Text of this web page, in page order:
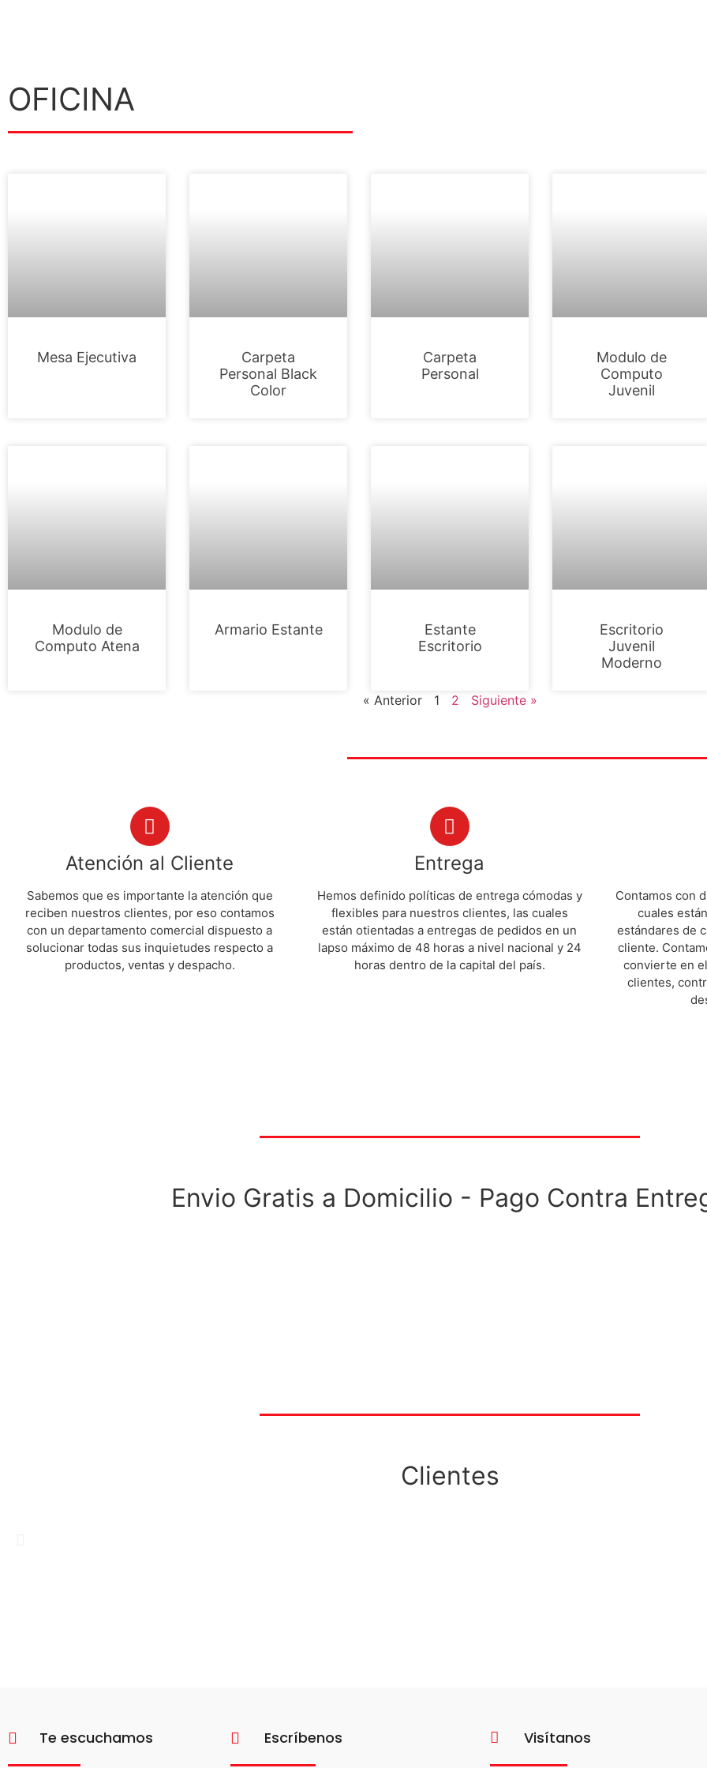
OFICINA
Mesa Ejecutiva
Carpeta
Personal Black
Color
Carpeta
Personal
Modulo de
Computo
Juvenil
Modulo de
Computo Atena
Armario Estante
Estante
Escritorio
Escritorio
Juvenil
Moderno
« Anterior 1 2 Siguiente »
Atención al Cliente
Sabemos que es importante la atención que
reciben nuestros clientes, por eso contamos
con un departamento comercial dispuesto a
solucionar todas sus inquietudes respecto a
productos, ventas y despacho.
Entrega
Hemos definido políticas de entrega cómodas y
flexibles para nuestros clientes, las cuales
están otientadas a entregas de pedidos en un
lapso máximo de 48 horas a nivel nacional y 24
horas dentro de la capital del país.
Contamos con
cuales
estándares de
cliente.
convierte en
clientes,
Envio Gratis a Domicilio - Pago Contra
Clientes
Te escuchamos Escríbenos Visítanos